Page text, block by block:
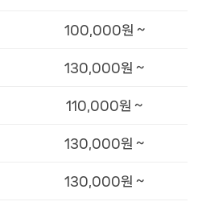
100,000원 ~
130,000원 ~
110,000원 ~
130,000원 ~
130,000원 ~